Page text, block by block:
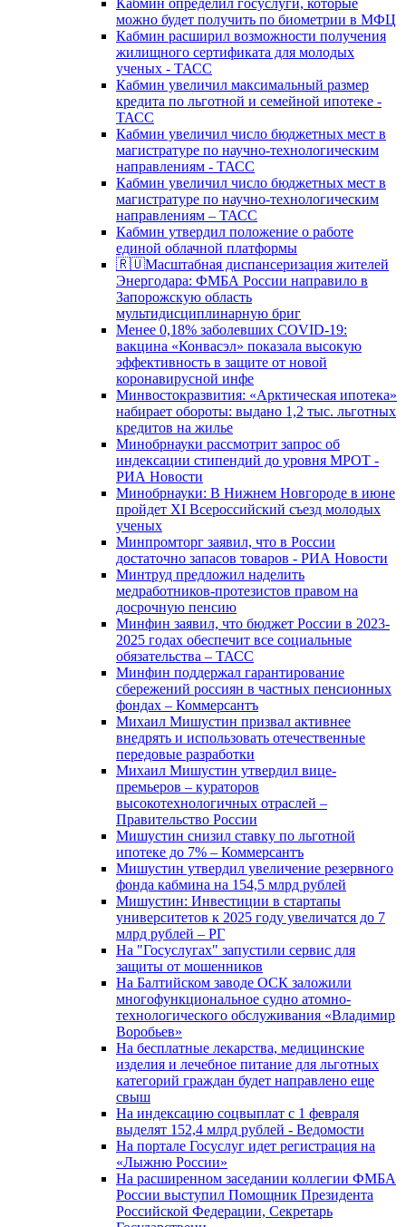
Кабмин определил госуслуги, которые
можно будет получить по биометрии в МФЦ
Кабмин расширил возможности получения
жилищного сертификата для молодых
ученых - ТАСС
Кабмин увеличил максимальный размер
кредита по льготной и семейной ипотеке -
ТАСС
Кабмин увеличил число бюджетных мест в
магистратуре по научно-технологическим
направлениям - ТАСС
Кабмин увеличил число бюджетных мест в
магистратуре по научно-технологическим
направлениям – ТАСС
Кабмин утвердил положение о работе
единой облачной платформы
🇷🇺Масштабная диспансеризация жителей
Энергодара: ФМБА России направило в
Запорожскую область
мультидисциплинарную бриг
Менее 0,18% заболевших COVID-19:
вакцина «Конвасэл» показала высокую
эффективность в защите от новой
коронавирусной инфе
Минвостокразвития: «Арктическая ипотека»
набирает обороты: выдано 1,2 тыс. льготных
кредитов на жилье
Минобрнауки рассмотрит запрос об
индексации стипендий до уровня МРОТ -
РИА Новости
Минобрнауки: В Нижнем Новгороде в июне
пройдет XI Всероссийский съезд молодых
ученых
Минпромторг заявил, что в России
достаточно запасов товаров - РИА Новости
Минтруд предложил наделить
медработников-протезистов правом на
досрочную пенсию
Минфин заявил, что бюджет России в 2023-
2025 годах обеспечит все социальные
обязательства – ТАСС
Минфин поддержал гарантирование
сбережений россиян в частных пенсионных
фондах – Коммерсантъ
Михаил Мишустин призвал активнее
внедрять и использовать отечественные
передовые разработки
Михаил Мишустин утвердил вице-
премьеров – кураторов
высокотехнологичных отраслей –
Правительство России
Мишустин снизил ставку по льготной
ипотеке до 7% – Коммерсантъ
Мишустин утвердил увеличение резервного
фонда кабмина на 154,5 млрд рублей
Мишустин: Инвестиции в стартапы
университетов к 2025 году увеличатся до 7
млрд рублей – РГ
На "Госуслугах" запустили сервис для
защиты от мошенников
На Балтийском заводе ОСК заложили
многофункциональное судно атомно-
технологического обслуживания «Владимир
Воробьев»
На бесплатные лекарства, медицинские
изделия и лечебное питание для льготных
категорий граждан будет направлено еще
свыш
На индексацию соцвыплат с 1 февраля
выделят 152,4 млрд рублей - Ведомости
На портале Госуслуг идет регистрация на
«Лыжню России»
На расширенном заседании коллегии ФМБА
России выступил Помощник Президента
Российской Федерации, Секретарь